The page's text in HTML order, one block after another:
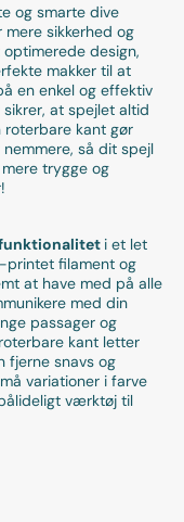
og smarte dive
sikkerhed og
design,
makker til at
en enkel og effektiv
at spejlet altid
roterbare kant gør
så dit spejl
trygge og
i et let
printet filament og
at have med på alle
med din
passager og
kant letter
fjerne snavs og
variationer i farve
værktøj til